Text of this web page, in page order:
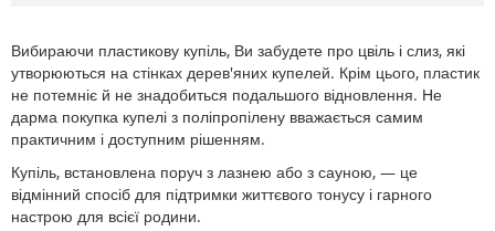
Вибираючи пластикову купіль, Ви забудете про цвіль і слиз, які
утворюються на стінках дерев'яних купелей. Крім цього, пластик
не потемніє й не знадобиться подальшого відновлення. Не
дарма покупка купелі з поліпропілену вважається самим
практичним і доступним рішенням.
Купіль, встановлена ​​поруч з лазнею або з сауною, — це
відмінний спосіб для підтримки життєвого тонусу і гарного
настрою для всієї родини.